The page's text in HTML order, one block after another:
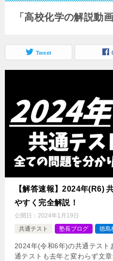
「高校化学の解説動
Tweet
【解答速報】2024年(R6)
やすく完全解説！
公開日： 2024年1月19日
共通テスト
塾長ブログ 徳島
2024年(令和6年)の共通テスト
通テストも去年と変わらず文